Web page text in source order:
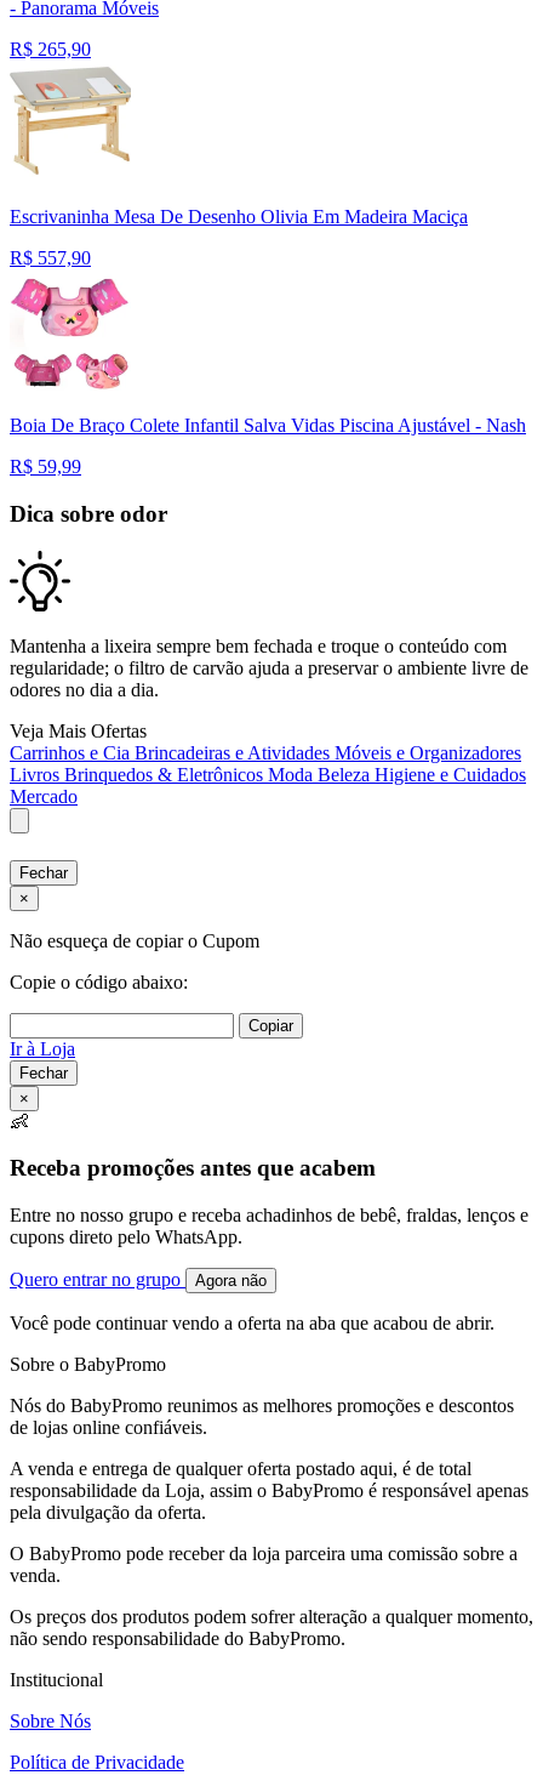
- Panorama Móveis
R$ 265,90
Escrivaninha Mesa De Desenho Olivia Em Madeira Maciça
R$ 557,90
Boia De Braço Colete Infantil Salva Vidas Piscina Ajustável - Nash
R$ 59,99
Dica sobre odor
Mantenha a lixeira sempre bem fechada e troque o conteúdo com
regularidade; o filtro de carvão ajuda a preservar o ambiente livre de
odores no dia a dia.
Veja Mais Ofertas
Carrinhos e Cia Brincadeiras e Atividades Móveis e Organizadores
Livros Brinquedos & Eletrônicos Moda Beleza Higiene e Cuidados
Mercado
Fechar
×
Não esqueça de copiar o Cupom
Copie o código abaixo:
Copiar
Ir à Loja
Fechar
×
👶
Receba promoções antes que acabem
Entre no nosso grupo e receba achadinhos de bebê, fraldas, lenços e
cupons direto pelo WhatsApp.
Quero entrar no grupo Agora não
Você pode continuar vendo a oferta na aba que acabou de abrir.
Sobre o BabyPromo
Nós do BabyPromo reunimos as melhores promoções e descontos
de lojas online confiáveis.
A venda e entrega de qualquer oferta postado aqui, é de total
responsabilidade da Loja, assim o BabyPromo é responsável apenas
pela divulgação da oferta.
O BabyPromo pode receber da loja parceira uma comissão sobre a
venda.
Os preços dos produtos podem sofrer alteração a qualquer momento,
não sendo responsabilidade do BabyPromo.
Institucional
Sobre Nós
Política de Privacidade